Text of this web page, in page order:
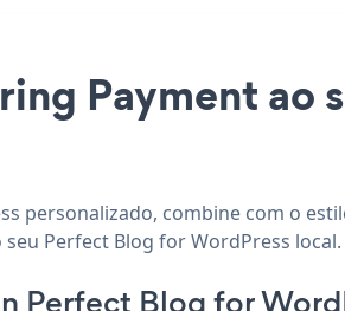
Payment ao
personalizado, combine com o
Perfect Blog for WordPress local.